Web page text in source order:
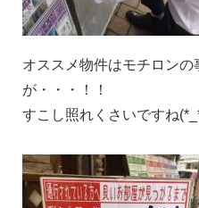
オススメ物件はモチロン
が・・・！！
すこし照れくさいですね